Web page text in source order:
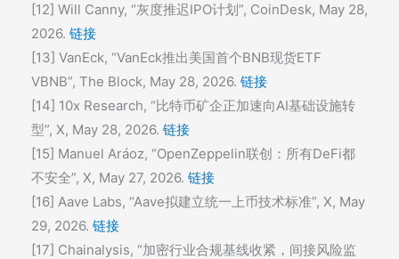
[12] Will Canny, “灰度推迟IPO计划”, CoinDesk, May 28,
2026. 链接
[13] VanEck, “VanEck推出美国首个BNB现货ETF
VBNB”, The Block, May 28, 2026. 链接
[14] 10x Research, “比特币矿企正加速向AI基础设施转
型”, X, May 28, 2026. 链接
[15] Manuel Aráoz, “OpenZeppelin联创：所有DeFi都
不安全”, X, May 27, 2026. 链接
[16] Aave Labs, “Aave拟建立统一上币技术标准”, X, May
29, 2026. 链接
[17] Chainalysis, “加密行业合规基线收紧，间接风险监